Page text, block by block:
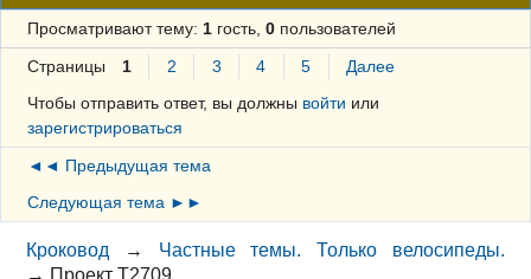
Просматривают тему: 1гость, 0пользователей
Страницы 1 2 3 4 5
Далее
Чтобы отправить ответ, вы должны войти или
зарегистрироваться
◄◄ Предыдущая тема
Следующая тема ►►
Кроковод → Частные темы. Только велосипеды.